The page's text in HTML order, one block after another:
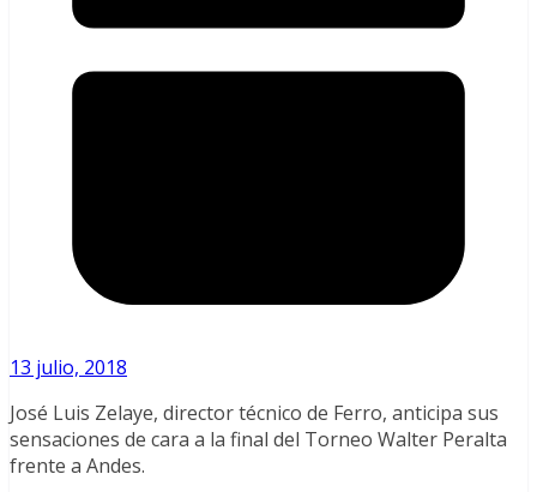
13 julio, 2018
José Luis Zelaye, director técnico de Ferro, anticipa sus
sensaciones de cara a la final del Torneo Walter Peralta
frente a Andes.